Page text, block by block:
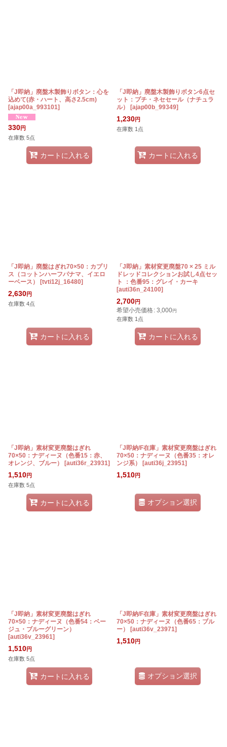
「J即納」廃盤木製飾りボタン：心を
込めて(赤・ハート、高さ2.5cm)
[ajap00a_993101]
330円
在庫数 5点
カートに入れる
「J即納」廃盤木製飾りボタン6点セ
ット：プチ・ネセセール（ナチュラ
ル）
[ajap00b_99349]
1,230円
在庫数 1点
カートに入れる
「J即納」廃盤はぎれ70×50：カプリ
ス（コットンハーフパナマ、イエロ
ーベース）
[tvti12j_16480]
2,630円
在庫数 4点
カートに入れる
「J即納」素材変更廃盤70 × 25 ミル
ドレッドコレクションお試し4点セッ
ト ：色番95：グレイ・カーキ
[auti36n_24100]
2,700円
希望小売価格: 3,000円
在庫数 1点
カートに入れる
「J即納」素材変更廃盤はぎれ
70×50：ナディーヌ（色番15：赤、
オレンジ、ブルー）
[auti36r_23931]
1,510円
在庫数 5点
カートに入れる
「J即納/F在庫」素材変更廃盤はぎれ
70×50：ナディーヌ（色番35：オレ
ンジ系）
[auti36j_23951]
1,510円
オプション選択
「J即納」素材変更廃盤はぎれ
70×50：ナディーヌ（色番54：ベー
ジュ・ブルーグリーン）
[auti36v_23961]
1,510円
在庫数 5点
カートに入れる
「J即納/F在庫」素材変更廃盤はぎれ
70×50：ナディーヌ（色番65：ブル
ー）
[auti36v_23971]
1,510円
オプション選択